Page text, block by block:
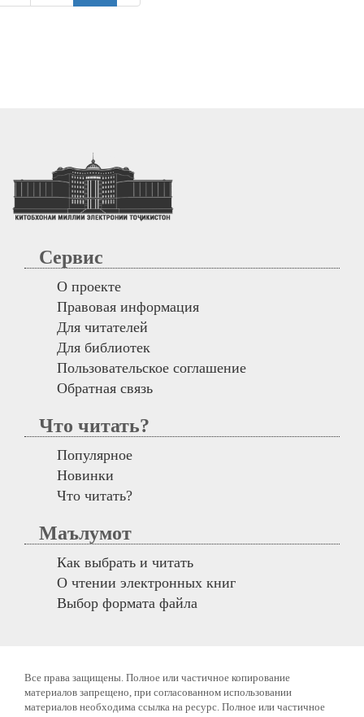
Сервис
О проекте
Правовая информация
Для читателей
Для библиотек
Пользовательское соглашение
Обратная связь
Что читать?
Популярное
Новинки
Что читать?
Маълумот
Как выбрать и читать
О чтении электронных книг
Выбор формата файла
Все права защищены. Полное или частичное копирование
материалов запрещено, при согласованном использовании
материалов необходима ссылка на ресурс. Полное или частичное